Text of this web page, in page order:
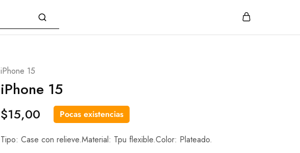
iPhone 15
iPhone 15
$15,00 Pocas existencias
Tipo: Case con relieve.Material: Tpu flexible.Color: Plateado.